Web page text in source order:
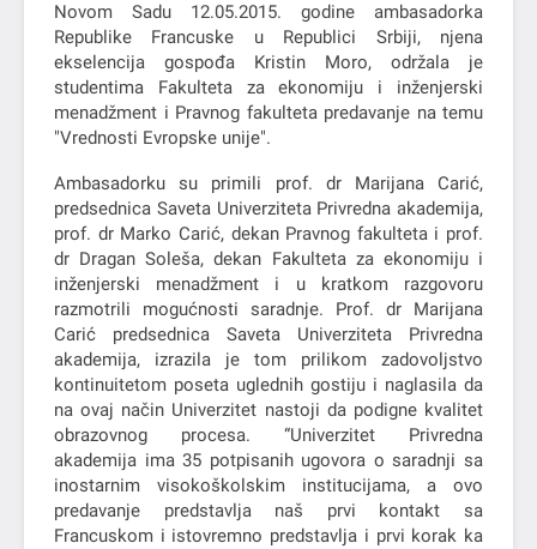
Novom Sadu 12.05.2015. godine ambasadorka
Republike Francuske u Republici Srbiji, njena
ekselencija gospođa Kristin Moro, održala je
studentima Fakulteta za ekonomiju i inženjerski
menadžment i Pravnog fakulteta predavanje na temu
"Vrednosti Evropske unije".
Ambasadorku su primili prof. dr Marijana Carić,
predsednica Saveta Univerziteta Privredna akademija,
prof. dr Marko Carić, dekan Pravnog fakulteta i prof.
dr Dragan Soleša, dekan Fakulteta za ekonomiju i
inženjerski menadžment i u kratkom razgovoru
razmotrili mogućnosti saradnje. Prof. dr Marijana
Carić predsednica Saveta Univerziteta Privredna
akademija, izrazila je tom prilikom zadovoljstvo
kontinuitetom poseta uglednih gostiju i naglasila da
na ovaj način Univerzitet nastoji da podigne kvalitet
obrazovnog procesa. “Univerzitet Privredna
akademija ima 35 potpisanih ugovora o saradnji sa
inostarnim visokoškolskim institucijama, a ovo
predavanje predstavlja naš prvi kontakt sa
Francuskom i istovremno predstavlja i prvi korak ka